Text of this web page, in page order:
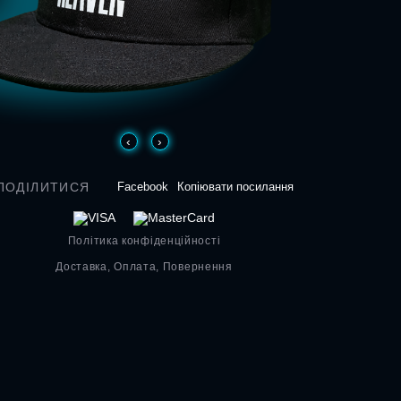
‹ ›
Facebook Копіювати посилання
Політика конфіденційності
Доставка, Оплата, Повернення